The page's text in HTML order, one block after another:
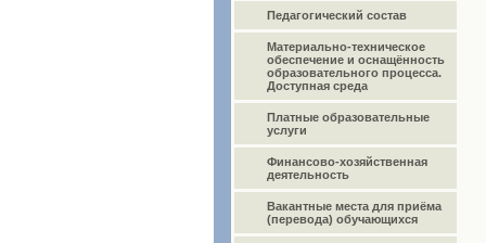
Педагогический состав
Материально-техническое
обеспечение и оснащённость
образовательного процесса.
Доступная среда
Платные образовательные
услуги
Финансово-хозяйственная
деятельность
Вакантные места для приёма
(перевода) обучающихся